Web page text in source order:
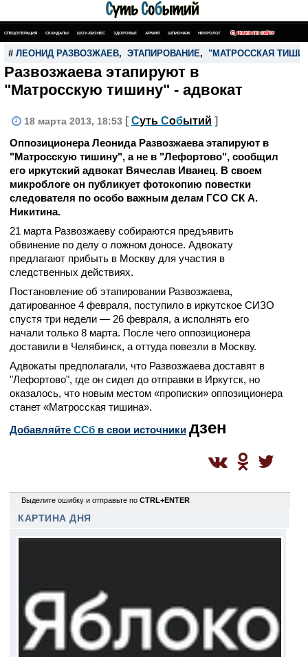
СПЕЦОПЕРАЦИЯ СКАНДАЛЫ ШОУ-БИЗНЕС ЗДОРОВЬЕ АРМИЯ ШПИОНАЖ НЕКРОЛОГ ПОИСК ПО САЙТУ
# ЛЕОНИД РАЗВОЗЖАЕВ, ЭТАПИРОВАНИЕ, "МАТРОССКАЯ
Развозжаева этапируют в
"Матросскую тишину" - адвокат
18 марта 2013, 18:53 [ Суть Событий ]
Оппозиционера Леонида Развозжаева этапируют в
"Матросскую тишину", а не в "Лефортово", сообщил
его иркутский адвокат Вячеслав Иванец. В своем
микроблоге он публикует фотокопию повестки
следователя по особо важным делам ГСО СК А.
Никитина.
21 марта Развозжаеву собираются предъявить
обвинение по делу о ложном доносе. Адвокату
предлагают прибыть в Москву для участия в
следственных действиях.
Постановление об этапировании Развозжаева,
датированное 4 февраля, поступило в иркутское СИЗО
спустя три недели — 26 февраля, а исполнять его
начали только 8 марта. После чего оппозиционера
доставили в Челябинск, а оттуда повезли в Москву.
Адвокаты предполагали, что Развозжаева доставят в
"Лефортово", где он сидел до отправки в Иркутск, но
оказалось, что новым местом «прописки» оппозиционера
станет «Матросская тишина».
Добавляйте CСб в свои источники дзен
Выделите ошибку и отправьте по CTRL+ENTER
КАРТИНА ДНЯ